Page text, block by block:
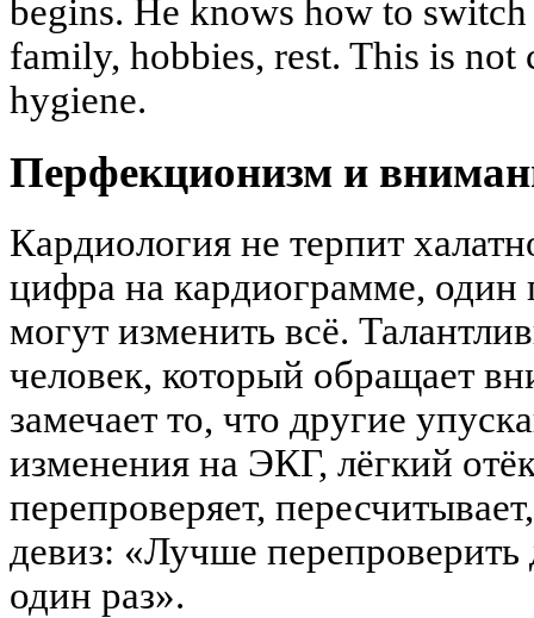
begins. He knows how to
family, hobbies, rest. This is
hygiene.
Перфекционизм и
Кардиология не терпит
цифра на кардиограмме,
могут изменить всё.
человек, который обращает
замечает то, что другие
изменения на ЭКГ, лёгкий
перепроверяет,
девиз: «Лучше перепроверить
один раз».